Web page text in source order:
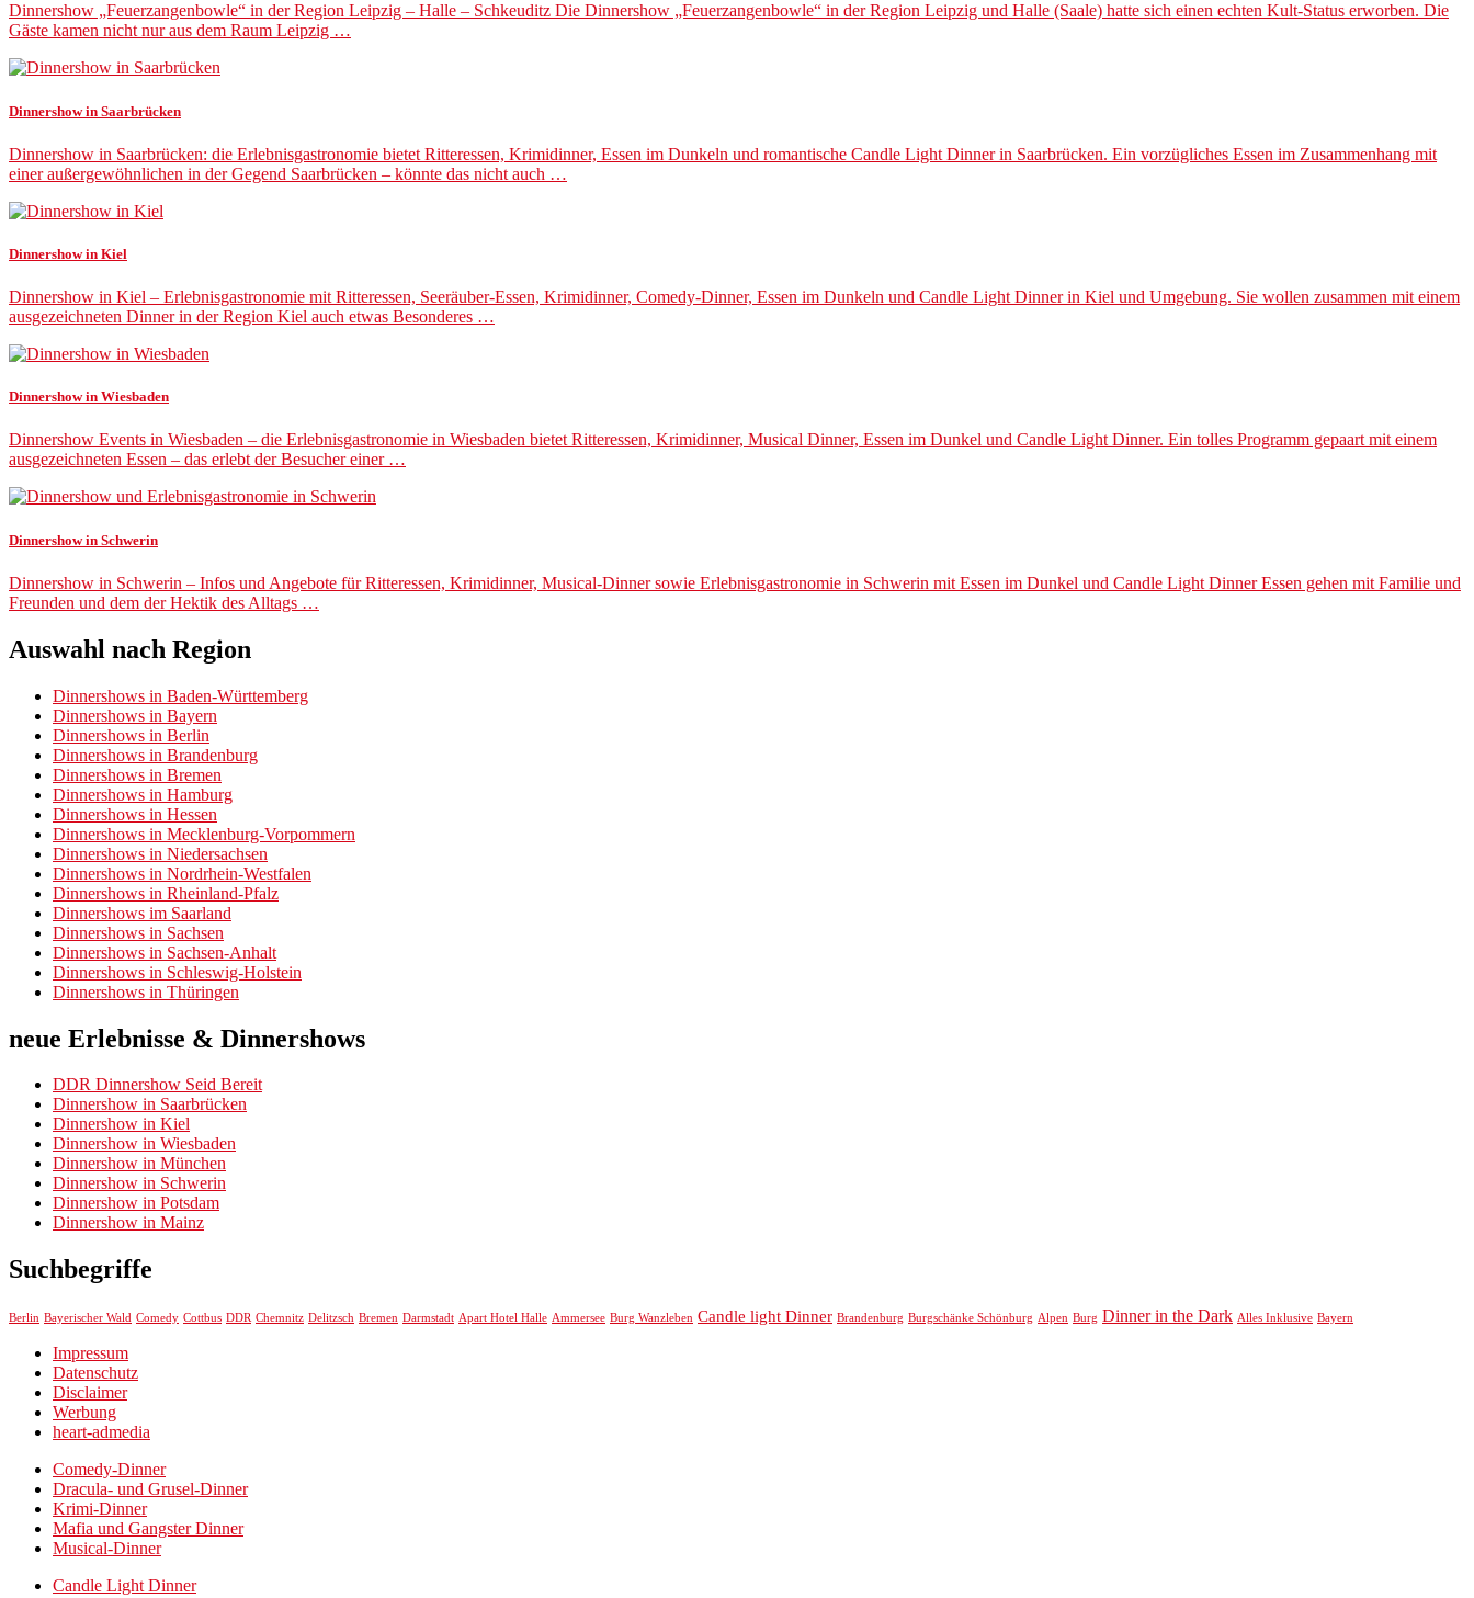
Dinnershow „Feuerzangenbowle“ in der Region Leipzig – Halle – Schkeuditz Die Dinnershow „Feuerzangenbowle“ in der Region Leipzig und Halle (Saale) hatte sich einen echten Kult-Status erworben. Die
Gäste kamen nicht nur aus dem Raum Leipzig …
Dinnershow in Saarbrücken
Dinnershow in Saarbrücken: die Erlebnisgastronomie bietet Ritteressen, Krimidinner, Essen im Dunkeln und romantische Candle Light Dinner in Saarbrücken. Ein vorzügliches Essen im Zusammenhang mit
einer außergewöhnlichen in der Gegend Saarbrücken – könnte das nicht auch …
Dinnershow in Kiel
Dinnershow in Kiel – Erlebnisgastronomie mit Ritteressen, Seeräuber-Essen, Krimidinner, Comedy-Dinner, Essen im Dunkeln und Candle Light Dinner in Kiel und Umgebung. Sie wollen zusammen mit einem
ausgezeichneten Dinner in der Region Kiel auch etwas Besonderes …
Dinnershow in Wiesbaden
Dinnershow Events in Wiesbaden – die Erlebnisgastronomie in Wiesbaden bietet Ritteressen, Krimidinner, Musical Dinner, Essen im Dunkel und Candle Light Dinner. Ein tolles Programm gepaart mit einem
ausgezeichneten Essen – das erlebt der Besucher einer …
Dinnershow in Schwerin
Dinnershow in Schwerin – Infos und Angebote für Ritteressen, Krimidinner, Musical-Dinner sowie Erlebnisgastronomie in Schwerin mit Essen im Dunkel und Candle Light Dinner Essen gehen mit Familie und
Freunden und dem der Hektik des Alltags …
Auswahl nach Region
Dinnershows in Baden-Württemberg
Dinnershows in Bayern
Dinnershows in Berlin
Dinnershows in Brandenburg
Dinnershows in Bremen
Dinnershows in Hamburg
Dinnershows in Hessen
Dinnershows in Mecklenburg-Vorpommern
Dinnershows in Niedersachsen
Dinnershows in Nordrhein-Westfalen
Dinnershows in Rheinland-Pfalz
Dinnershows im Saarland
Dinnershows in Sachsen
Dinnershows in Sachsen-Anhalt
Dinnershows in Schleswig-Holstein
Dinnershows in Thüringen
neue Erlebnisse & Dinnershows
DDR Dinnershow Seid Bereit
Dinnershow in Saarbrücken
Dinnershow in Kiel
Dinnershow in Wiesbaden
Dinnershow in München
Dinnershow in Schwerin
Dinnershow in Potsdam
Dinnershow in Mainz
Suchbegriffe
Berlin Bayerischer Wald Comedy Cottbus DDR Chemnitz Delitzsch Bremen Darmstadt Apart Hotel Halle Ammersee Burg Wanzleben Candle light Dinner Brandenburg Burgschänke Schönburg Alpen Burg Dinner in the Dark Alles Inklusive Bayern
Impressum
Datenschutz
Disclaimer
Werbung
heart-admedia
Comedy-Dinner
Dracula- und Grusel-Dinner
Krimi-Dinner
Mafia und Gangster Dinner
Musical-Dinner
Candle Light Dinner